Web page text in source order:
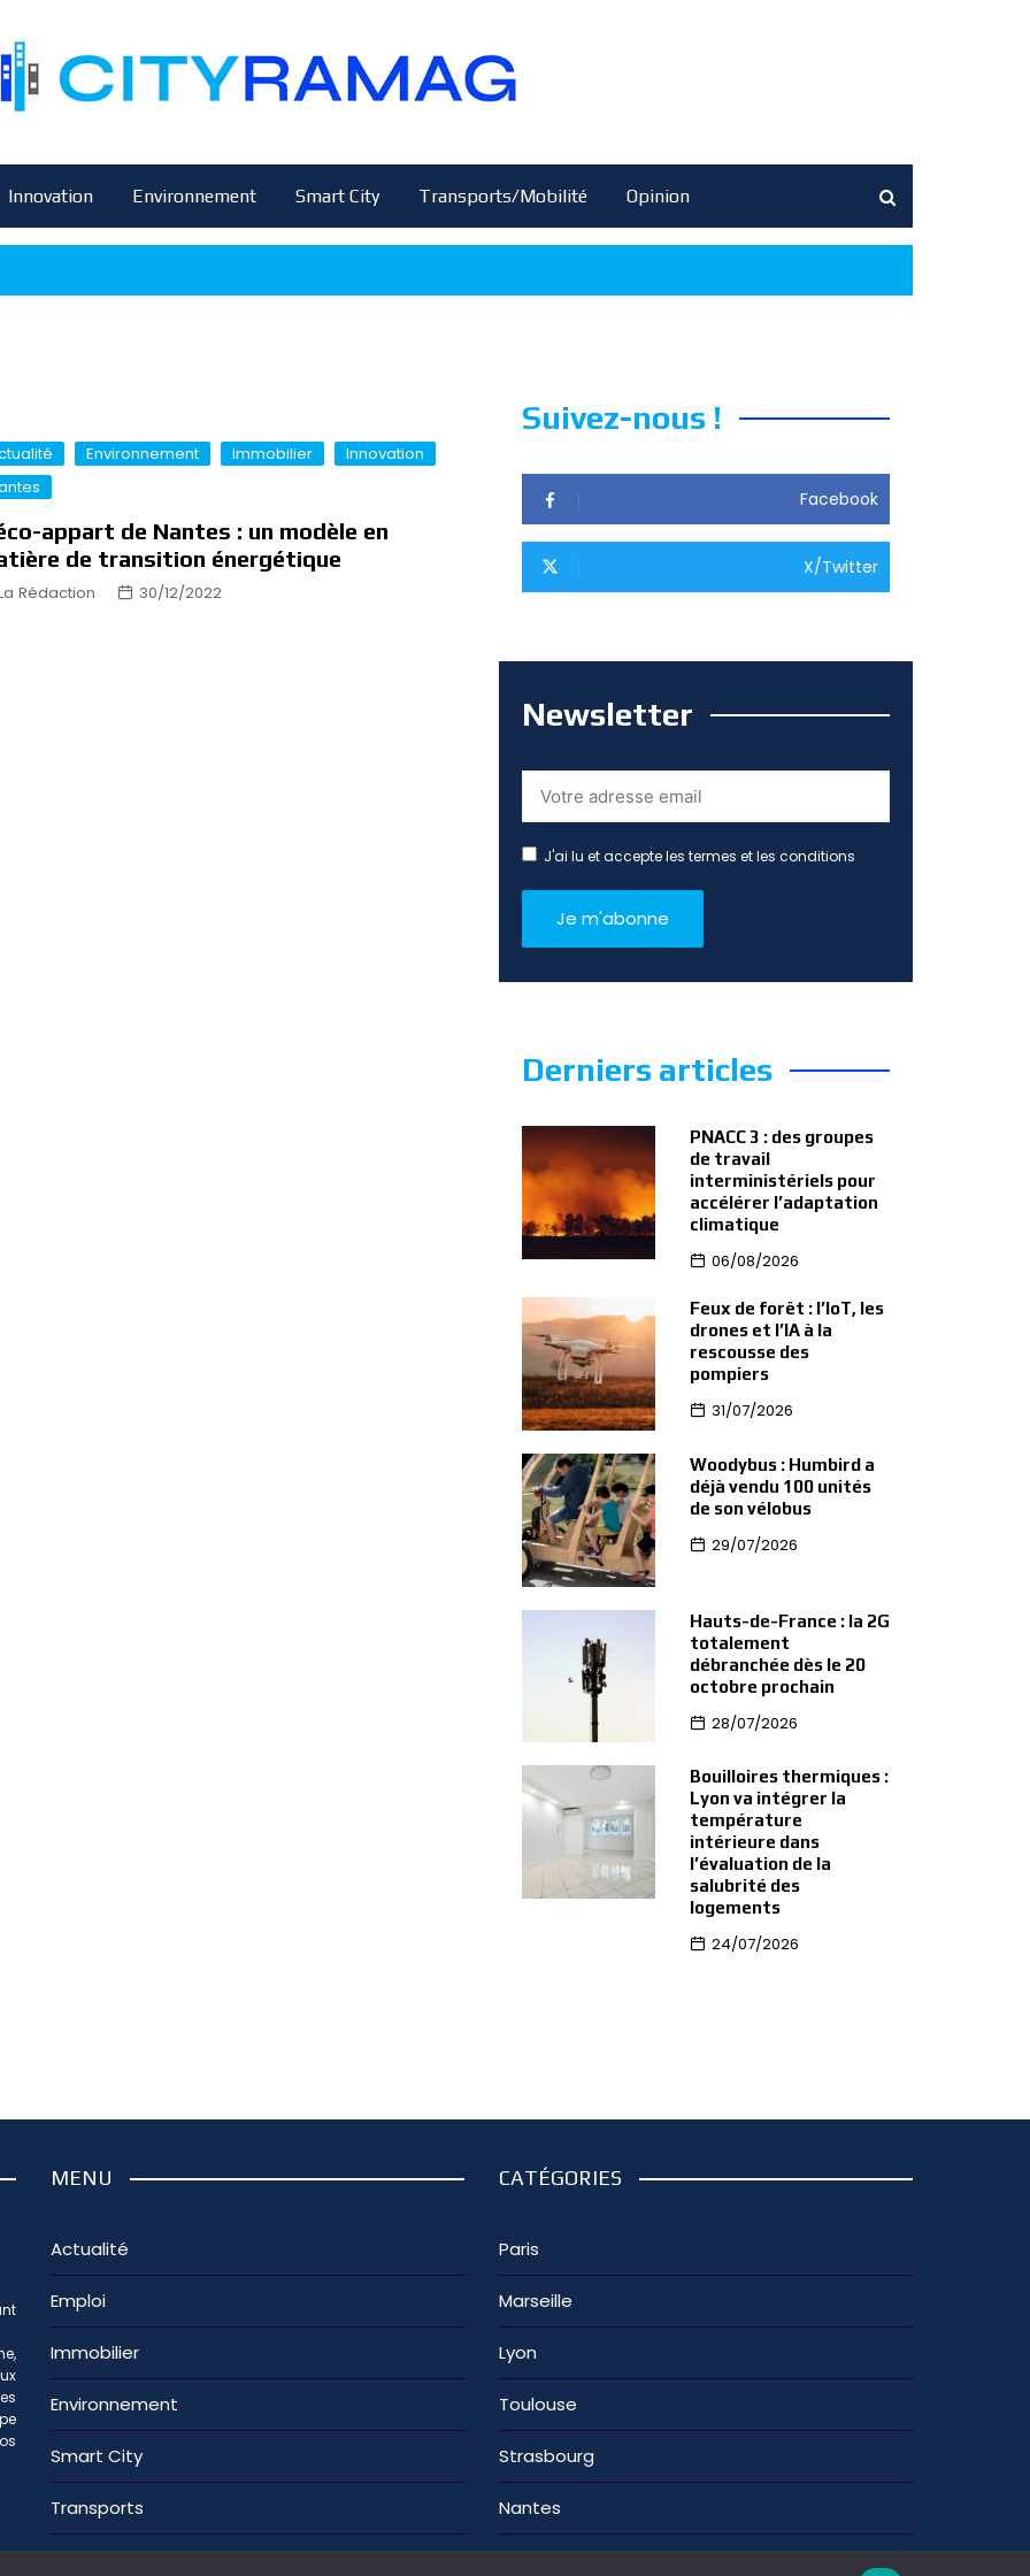
Innovation Environnement Smart City Transports/Mobilité Opinion
Environnement Immobilier
Innovation
appart de Nantes : un modèle en
de transition énergétique
Rédaction 30/12/2022
Suivez-nous !
Facebook
X/Twitter
Newsletter
J'ai lu et accepte les termes et les conditions
Derniers articles
PNACC 3 : des groupes
de travail
interministériels pour
accélérer l’adaptation
climatique
06/08/2026
Feux de forêt : l’IoT, les
drones et l’IA à la
rescousse des
pompiers
31/07/2026
Woodybus : Humbird a
déjà vendu 100 unités
de son vélobus
29/07/2026
Hauts-de-France : la 2G
totalement
débranchée dès le 20
octobre prochain
28/07/2026
Bouilloires thermiques :
Lyon va intégrer la
température
intérieure dans
l’évaluation de la
salubrité des
logements
24/07/2026
MENU
Actualité
Emploi
Immobilier
Environnement
Smart City
Transports
CATÉGORIES
Paris
Marseille
Lyon
Toulouse
Strasbourg
Nantes